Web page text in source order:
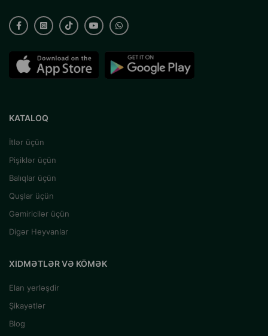
KATALOQ
İtlər üçün
Pişiklər üçün
Balıqlar üçün
Quşlar üçün
Gəmiricilər üçün
Digər Heyvanlar
XIDMƏTLƏR VƏ KÖMƏK
Elan yerləşdir
Şikayətlər
Blog